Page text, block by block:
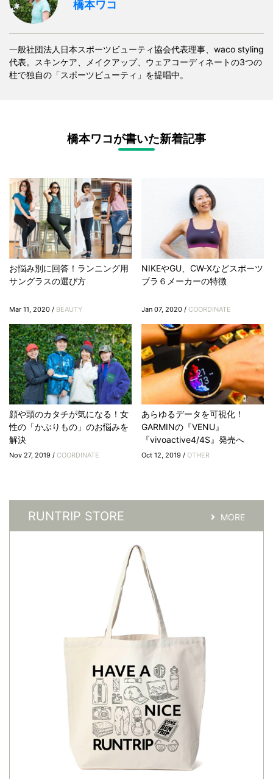
橋本ワコ
一般社団法人日本スポーツビューティ協会代表理事、waco styling
代表。スキンケア、メイクアップ、ウェアコーディネートの3つの
柱で独自の「スポーツビューティ」を提唱中。
橋本ワコが書いた新着記事
お悩み別に回答！ランニング用
サングラスの選び方
Mar 11, 2020 / BEAUTY
NIKEやGU、CW-Xなどスポーツ
ブラ６メーカーの特徴
Jan 07, 2020 / COORDINATE
顔や頭のカタチが気になる！女
性の「かぶりもの」のお悩みを
解決
Nov 27, 2019 / COORDINATE
あらゆるデータを可視化！
GARMINの『VENU』
『vivoactive4/4S』発売へ
Oct 12, 2019 / OTHER
RUNTRIP STORE MORE